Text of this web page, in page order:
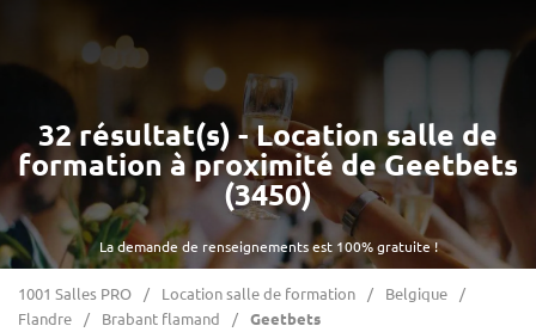
La demande de renseignements est 100% gratuite !
32 résultat(s) - Location salle de
formation à proximité de Geetbets
(3450)
1001 Salles PRO Location salle de formation
Belgique
Flandre
Brabant flamand Geetbets